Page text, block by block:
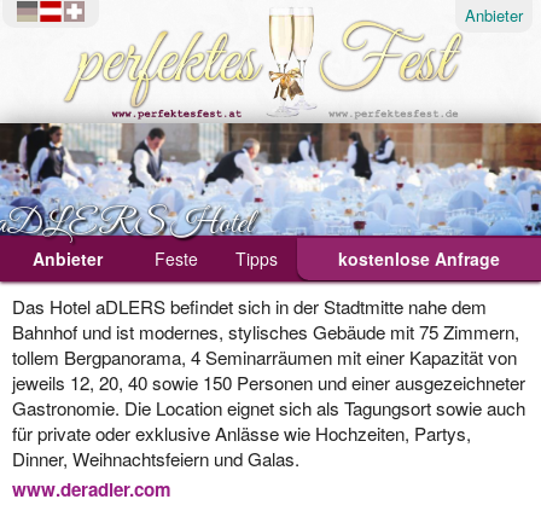
Anbieter
Anbieter
Feste
Ablauf
Geburtstagsfeier
Hochzeit
Weihnachtsfeier
Tipps kostenlose Anfrage
Hotel
Das Hotel aDLERS befindet sich in der Stadtmitte nahe dem
Bahnhof und ist modernes, stylisches Gebäude mit 75 Zimmern,
tollem Bergpanorama, 4 Seminarräumen mit einer Kapazität von
jeweils 12, 20, 40 sowie 150 Personen und einer ausgezeichneter
Gastronomie. Die Location eignet sich als Tagungsort sowie auch
für private oder exklusive Anlässe wie Hochzeiten, Partys,
Dinner, Weihnachtsfeiern und Galas.
www.deradler.com